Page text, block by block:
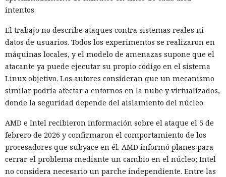
intentos.
El trabajo no describe ataques contra sistemas reales ni
datos de usuarios. Todos los experimentos se realizaron en
máquinas locales, y el modelo de amenazas supone que el
atacante ya puede ejecutar su propio código en el sistema
Linux objetivo. Los autores consideran que un mecanismo
similar podría afectar a entornos en la nube y virtualizados,
donde la seguridad depende del aislamiento del núcleo.
AMD e Intel recibieron información sobre el ataque el 5 de
febrero de 2026 y confirmaron el comportamiento de los
procesadores que subyace en él. AMD informó planes para
cerrar el problema mediante un cambio en el núcleo; Intel
no considera necesario un parche independiente. Entre las